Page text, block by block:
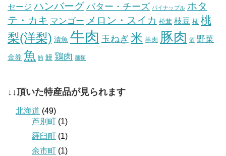
セージ ハンバーグ バター・チーズ パイナップル ホタ
テ・カキ マンゴー メロン・スイカ 松茸 枝豆 柿 桃
梨(洋梨) 漬魚 牛肉 玉ねぎ 米 羊肉 豚肉 酒 野菜
金券 魚 鮪 鰻 鶏肉 麺類
↓↓頂いた特産品が見られます
北海道 (49)
芦別町
(1)
羅臼町
(1)
余市町
(1)